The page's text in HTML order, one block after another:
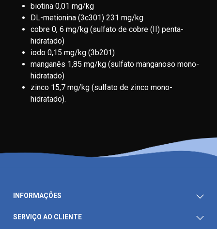
biotina 0,01 mg/kg
DL-metionina (3c301) 231 mg/kg
cobre 0, 6 mg/kg (sulfato de cobre (II) penta-
hidratado)
iodo 0,15 mg/kg (3b201)
manganês 1,85 mg/kg (sulfato manganoso mono-
hidratado)
zinco 15,7 mg/kg (sulfato de zinco mono-
hidratado).
INFORMAÇÕES
SERVIÇO AO CLIENTE